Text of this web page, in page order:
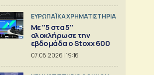
ΕΥΡΩΠΑΪΚΑ ΧΡΗΜΑΤΙΣΤΗΡΙΑ
Με "5 στα 5"
ολοκλήρωσε την
εβδομάδα ο Stoxx 600
07.08.2026 | 19:16